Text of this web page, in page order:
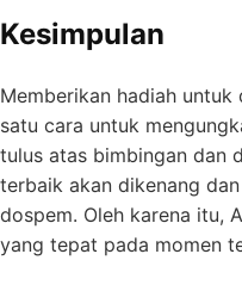
Kesimpulan
Memberikan hadiah
satu cara untuk
tulus atas bimbingan dan
terbaik akan dikenang
dospem. Oleh karena itu,
yang tepat pada momen